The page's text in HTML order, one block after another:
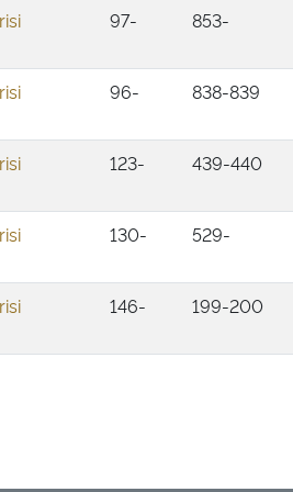
97- 853-
96- 838-839
123- 439-440
130- 529-
146- 199-200